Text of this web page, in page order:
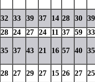
32 33 39 37 14 28 30 39
28 24 27 24 11 37 59 33
35 37 43 21 16 57 40 35
28 27 29 27 15 26 27 25